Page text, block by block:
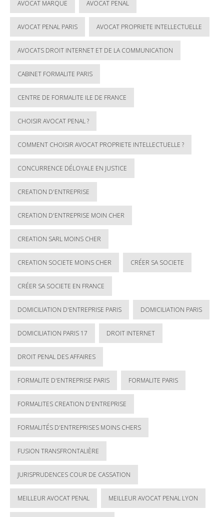
AVOCAT MARQUE AVOCAT PENAL
AVOCAT PENAL PARIS AVOCAT PROPRIETE INTELLECTUELLE
AVOCATS DROIT INTERNET ET DE LA COMMUNICATION
CABINET FORMALITE PARIS
CENTRE DE FORMALITE ILE DE FRANCE
CHOISIR AVOCAT PENAL ?
COMMENT CHOISIR AVOCAT PROPRIETE INTELLECTUELLE ?
CONCURRENCE DÉLOYALE EN JUSTICE
CREATION D'ENTREPRISE
CREATION D'ENTREPRISE MOIN CHER
CREATION SARL MOINS CHER
CREATION SOCIETE MOINS CHER CRÉER SA SOCIETE
CRÉER SA SOCIETE EN FRANCE
DOMICILIATION D'ENTREPRISE PARIS DOMICILIATION PARIS
DOMICILIATION PARIS 17 DROIT INTERNET
DROIT PENAL DES AFFAIRES
FORMALITE D'ENTREPRISE PARIS FORMALITE PARIS
FORMALITES CREATION D'ENTREPRISE
FORMALITÉS D'ENTREPRISES MOINS CHERS
FUSION TRANSFRONTALIÈRE
JURISPRUDENCES COUR DE CASSATION
MEILLEUR AVOCAT PENAL MEILLEUR AVOCAT PENAL LYON